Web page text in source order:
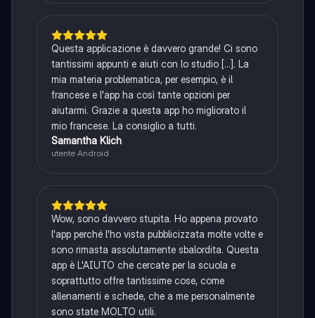
Questa applicazione è davvero grande! Ci sono
tantissimi appunti e aiuti con lo studio [...]. La
mia materia problematica, per esempio, è il
francese e l'app ha così tante opzioni per
aiutarmi. Grazie a questa app ho migliorato il
mio francese. La consiglio a tutti.
Samantha Klich
utente Android
Wow, sono davvero stupita. Ho appena provato
l'app perché l'ho vista pubblicizzata molte volte e
sono rimasta assolutamente sbalordita. Questa
app è L'AIUTO che cercate per la scuola e
soprattutto offre tantissime cose, come
allenamenti e schede, che a me personalmente
sono state MOLTO utili.